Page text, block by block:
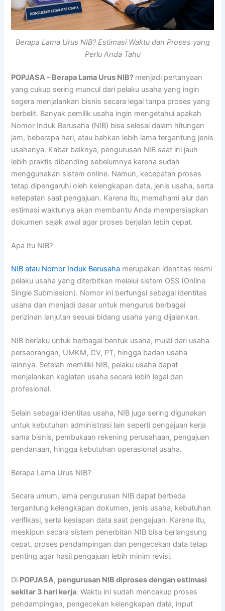
Berapa Lama Urus NIB? Estimasi Waktu dan Proses yang
Perlu Anda Tahu
POPJASA – Berapa Lama Urus NIB? menjadi pertanyaan
yang cukup sering muncul dari pelaku usaha yang ingin
segera menjalankan bisnis secara legal tanpa proses yang
berbelit. Banyak pemilik usaha ingin mengetahui apakah
Nomor Induk Berusaha (NIB) bisa selesai dalam hitungan
jam, beberapa hari, atau bahkan lebih lama tergantung jenis
usahanya. Kabar baiknya, pengurusan NIB saat ini jauh
lebih praktis dibanding sebelumnya karena sudah
menggunakan sistem online. Namun, kecepatan proses
tetap dipengaruhi oleh kelengkapan data, jenis usaha, serta
ketepatan saat pengajuan. Karena itu, memahami alur dan
estimasi waktunya akan membantu Anda mempersiapkan
dokumen sejak awal agar proses berjalan lebih cepat.
Apa Itu NIB?
NIB atau Nomor Induk Berusaha merupakan identitas resmi
pelaku usaha yang diterbitkan melalui sistem OSS (Online
Single Submission). Nomor ini berfungsi sebagai identitas
usaha dan menjadi dasar untuk mengurus berbagai
perizinan lanjutan sesuai bidang usaha yang dijalankan.
NIB berlaku untuk berbagai bentuk usaha, mulai dari usaha
perseorangan, UMKM, CV, PT, hingga badan usaha
lainnya. Setelah memiliki NIB, pelaku usaha dapat
menjalankan kegiatan usaha secara lebih legal dan
profesional.
Selain sebagai identitas usaha, NIB juga sering digunakan
untuk kebutuhan administrasi lain seperti pengajuan kerja
sama bisnis, pembukaan rekening perusahaan, pengajuan
pendanaan, hingga kebutuhan operasional usaha.
Berapa Lama Urus NIB?
Secara umum, lama pengurusan NIB dapat berbeda
tergantung kelengkapan dokumen, jenis usaha, kebutuhan
verifikasi, serta kesiapan data saat pengajuan. Karena itu,
meskipun secara sistem penerbitan NIB bisa berlangsung
cepat, proses pendampingan dan pengecekan data tetap
penting agar hasil pengajuan lebih minim revisi.
Di POPJASA, pengurusan NIB diproses dengan estimasi
sekitar 3 hari kerja. Waktu ini sudah mencakup proses
pendampingan, pengecekan kelengkapan data, input